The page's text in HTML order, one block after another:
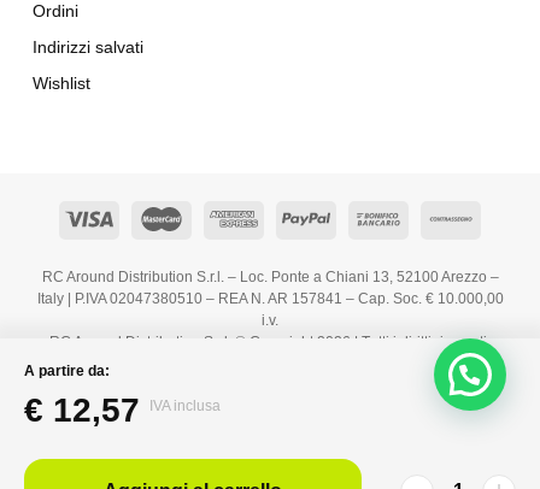
A partire da:
€ 12,57 IVA inclusa
Ordini
Indirizzi salvati
Wishlist
RC Around Distribution S.r.l. – Loc. Ponte a Chiani 13, 52100 Arezzo –
Italy | P.IVA 02047380510 – REA N. AR 157841 – Cap. Soc. € 10.000,00
i.v.
RC Around Distribution S.r.l. © Copyright 2026 | Tutti i diritti riservati.